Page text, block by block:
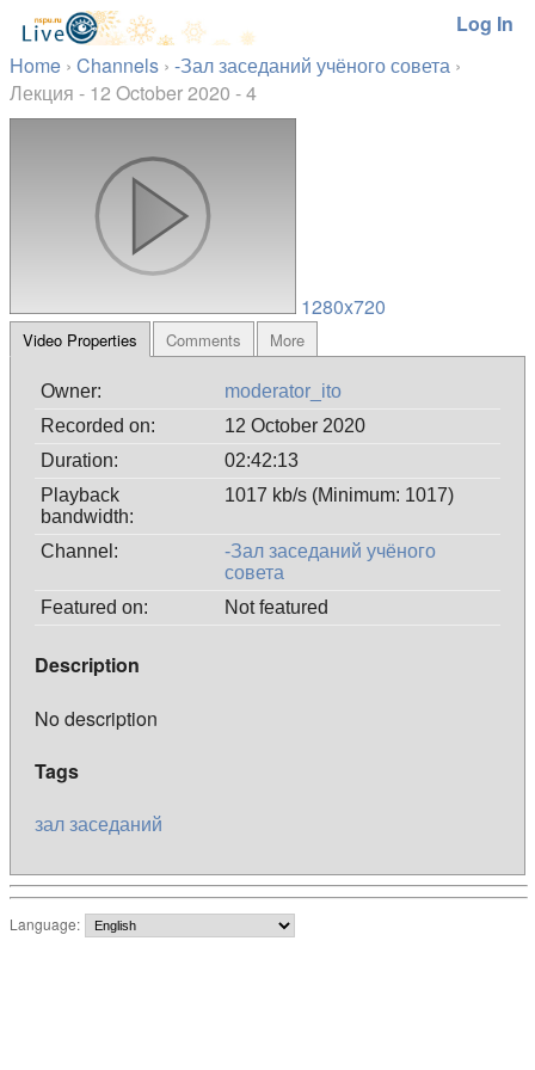
Log In
Home › Channels › -Зал заседаний учёного совета ›
Лекция - 12 October 2020 - 4
1280x720
Video Properties Comments More
Owner:
moderator_ito
Recorded on:
12 October 2020
Duration:
02:42:13
Playback
bandwidth:
1017 kb/s (Minimum: 1017)
Channel:
-Зал заседаний учёного
совета
Featured on:
Not featured
Description
No description
Tags
залзаседаний
Language: